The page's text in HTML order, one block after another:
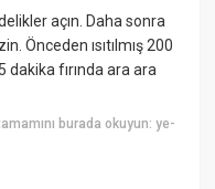
açın. Daha sonra
Önceden ısıtılmış 200
dakika fırında ara ara
burada okuyun: ye-